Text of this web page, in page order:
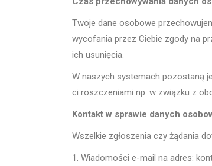
Twoje dane osobowe
wycofania przez Ciebie zgody na
ich usunięcia.
W naszych systemach pozostaną
ci roszczeniami np. w związku z
Kontakt w sprawie danych
Wszelkie zgłoszenia czy żądania
1. Wiadomości e-mail na adres: